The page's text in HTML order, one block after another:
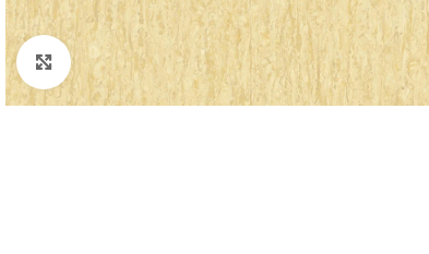
Padidinti nuotrauką